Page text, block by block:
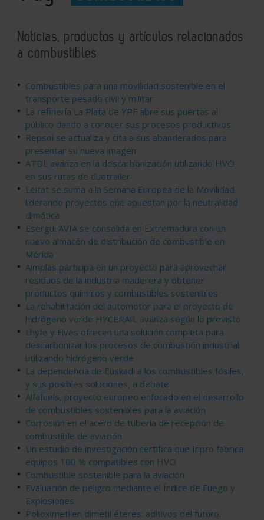
Noticias, productos y artículos relacionados
a combustibles
Combustibles para una movilidad sostenible en el
transporte pesado civil y militar
La refinería La Plata de YPF abre sus puertas al
público dando a conocer sus procesos productivos
Repsol se actualiza y cita a sus abanderados para
presentar su nueva imagen
ATDL avanza en la descarbonización utilizando HVO
en sus rutas de duotrailer
Leitat se suma a la Semana Europea de la Movilidad
liderando proyectos que apuestan por la neutralidad
climática
Esergui AVIA se consolida en Extremadura con un
nuevo almacén de distribución de combustible en
Mérida
Aimplas participa en un proyecto para aprovechar
residuos de la industria maderera y obtener
productos químicos y combustibles sostenibles
La rehabilitación del automotor para el proyecto de
hidrógeno verde HYCERAIL avanza según lo previsto
Lhyfe y Fives ofrecen una solución completa para
descarbonizar los procesos de combustión industrial
utilizando hidrógeno verde
La dependencia de Euskadi a los combustibles fósiles,
y sus posibles soluciones, a debate
Alfafuels, proyecto europeo enfocado en el desarrollo
de combustibles sostenibles para la aviación
Corrosión en el acero de tubería de recepción de
combustible de aviación
Un estudio de investigación certifica que Inpro fabrica
equipos 100 % compatibles con HVO
Combustible sostenible para la aviación
Evaluación de peligro mediante el Índice de Fuego y
Explosiones
Polioximetilen dimetil éteres: aditivos del futuro.